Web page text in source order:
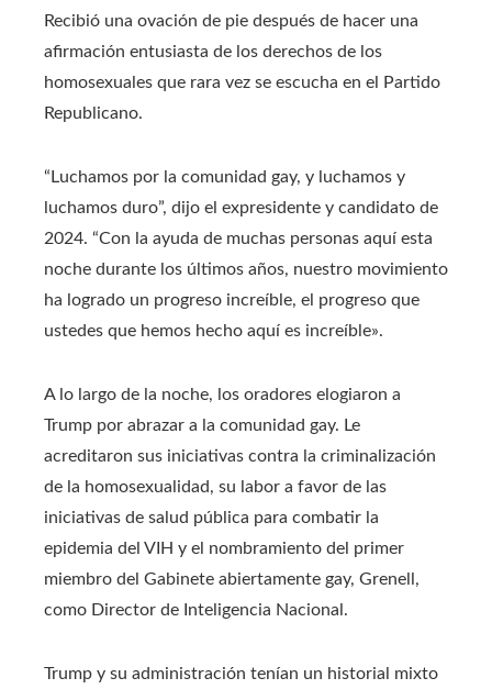
Recibió una ovación de pie después de hacer una
afirmación entusiasta de los derechos de los
homosexuales que rara vez se escucha en el Partido
Republicano.
“Luchamos por la comunidad gay, y luchamos y
luchamos duro”, dijo el expresidente y candidato de
2024. “Con la ayuda de muchas personas aquí esta
noche durante los últimos años, nuestro movimiento
ha logrado un progreso increíble, el progreso que
ustedes que hemos hecho aquí es increíble».
A lo largo de la noche, los oradores elogiaron a
Trump por abrazar a la comunidad gay. Le
acreditaron sus iniciativas contra la criminalización
de la homosexualidad, su labor a favor de las
iniciativas de salud pública para combatir la
epidemia del VIH y el nombramiento del primer
miembro del Gabinete abiertamente gay, Grenell,
como Director de Inteligencia Nacional.
Trump y su administración tenían un historial mixto